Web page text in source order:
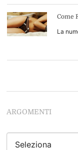
Come
La
ARGOMENTI